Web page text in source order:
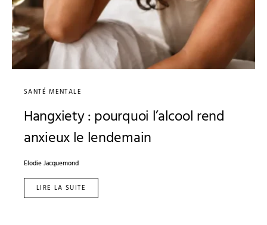
SANTÉ MENTALE
Hangxiety : pourquoi l’alcool rend
anxieux le lendemain
Elodie Jacquemond
LIRE LA SUITE